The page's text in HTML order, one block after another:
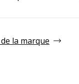
la marque